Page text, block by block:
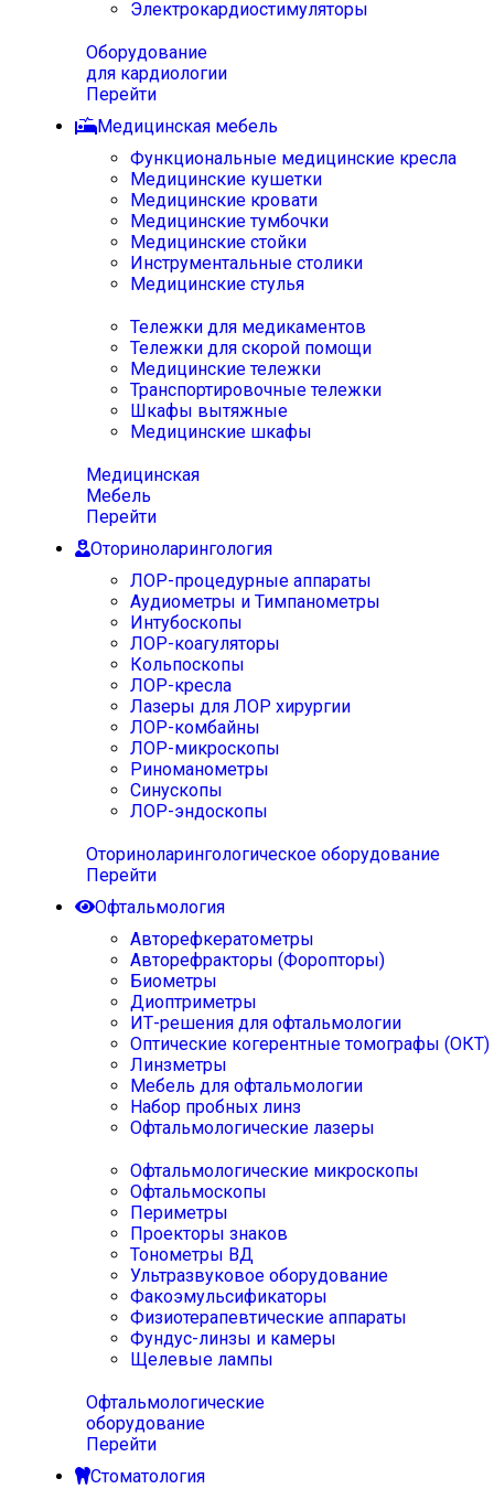
Электрокардиостимуляторы
Оборудование
для кардиологии
Перейти
Медицинская мебель
Функциональные медицинские кресла
Медицинские кушетки
Медицинские кровати
Медицинские тумбочки
Медицинские стойки
Инструментальные столики
Медицинские стулья
Тележки для медикаментов
Тележки для скорой помощи
Медицинские тележки
Транспортировочные тележки
Шкафы вытяжные
Медицинские шкафы
Медицинская
Мебель
Перейти
Оториноларингология
ЛОР-процедурные аппараты
Аудиометры и Тимпанометры
Интубоскопы
ЛОР-коагуляторы
Кольпоскопы
ЛОР-кресла
Лазеры для ЛОР хирургии
ЛОР-комбайны
ЛОР-микроскопы
Риноманометры
Синускопы
ЛОР-эндоскопы
Оториноларингологическое оборудование
Перейти
Офтальмология
Авторефкератометры
Авторефракторы (Форопторы)
Биометры
Диоптриметры
ИТ-решения для офтальмологии
Оптические когерентные томографы (ОКТ)
Линзметры
Мебель для офтальмологии
Набор пробных линз
Офтальмологические лазеры
Офтальмологические микроскопы
Офтальмоскопы
Периметры
Проекторы знаков
Тонометры ВД
Ультразвуковое оборудование
Факоэмульсификаторы
Физиотерапевтические аппараты
Фундус-линзы и камеры
Щелевые лампы
Офтальмологические
оборудование
Перейти
Стоматология